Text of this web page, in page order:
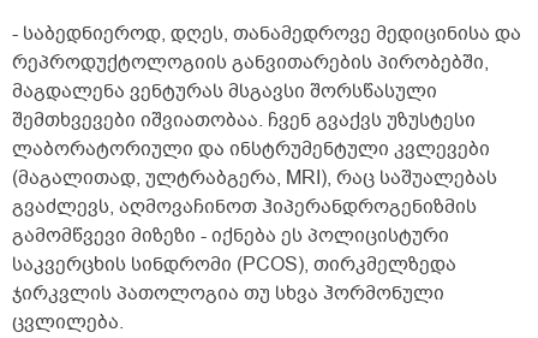
- საბედნიეროდ, დღეს, თანამედროვე მედიცინისა და
რეპროდუქტოლოგიის განვითარების პირობებში,
მაგდალენა ვენტურას მსგავსი შორსწასული
შემთხვევები იშვიათობაა. ჩვენ გვაქვს უზუსტესი
ლაბორატორიული და ინსტრუმენტული კვლევები
(მაგალითად, ულტრაბგერა, MRI), რაც საშუალებას
გვაძლევს, აღმოვაჩინოთ ჰიპერანდროგენიზმის
გამომწვევი მიზეზი - იქნება ეს პოლიცისტური
საკვერცხის სინდრომი (PCOS), თირკმელზედა
ჯირკვლის პათოლოგია თუ სხვა ჰორმონული
ცვლილება.